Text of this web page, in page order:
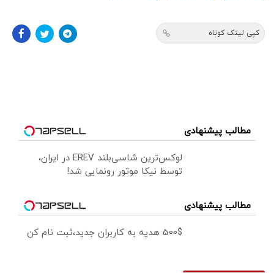
کپی لینک کوتاه
مطالب پیشنهادی
لوکس‌ترین شاسی‌بلند EREV در ایران،
توسط نیکا موتور رونمایی شد!
مطالب پیشنهادی
500$ هدیه به کاربران جدید،ثبت نام کن